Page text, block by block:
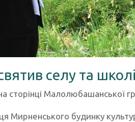
селу та школі
Малолюбашанської
Мирненського будинку